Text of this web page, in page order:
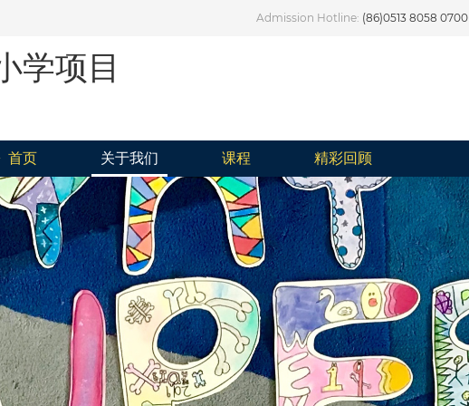
Admission Hotline: (86)0513 8058 0700
学项目
首页 关于我们 课程 精彩回顾